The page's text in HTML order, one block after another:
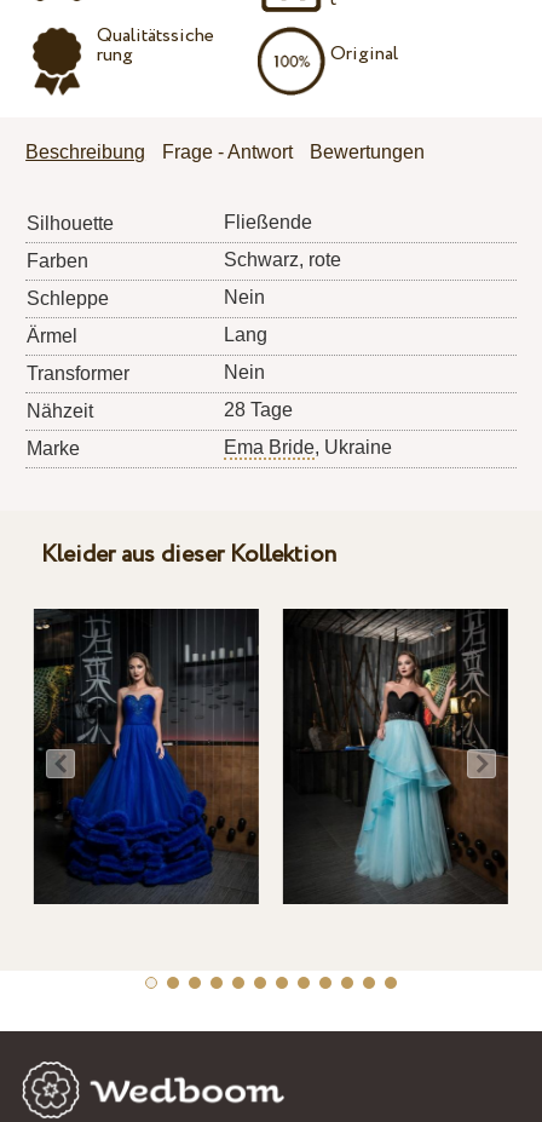
Qualitätssiche
rung
Original
Beschreibung Frage - Antwort Bewertungen
Silhouette
Fließende
Farben
Schwarz, rote
Schleppe
Nein
Ärmel
Lang
Transformer
Nein
Nähzeit
28 Tage
Marke
Ema Bride, Ukraine
Kleider aus dieser Kollektion